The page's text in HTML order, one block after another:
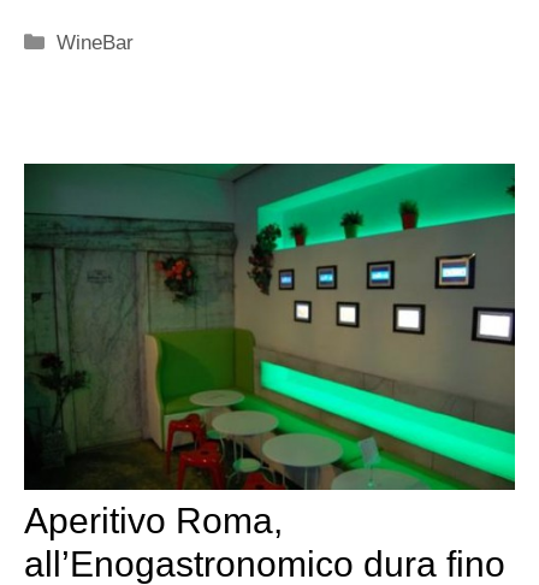
Categorie
WineBar
Aperitivo Roma,
all’Enogastronomico dura fino